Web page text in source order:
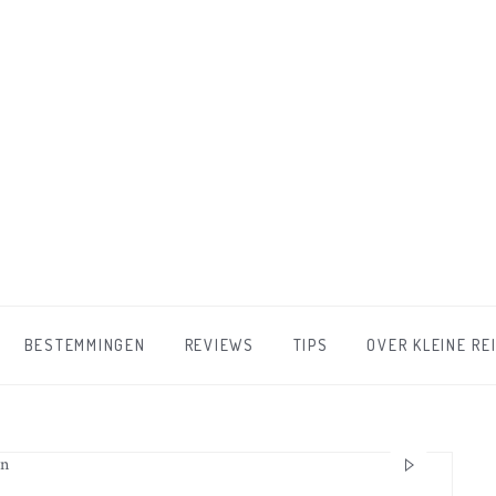
BESTEMMINGEN REVIEWS TIPS OVER KLEINE